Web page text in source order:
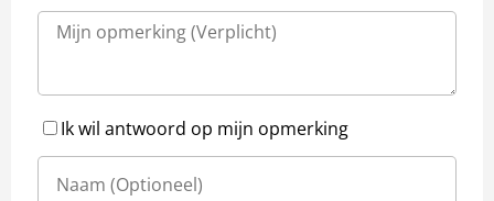
Ik wil antwoord op mijn opmerking